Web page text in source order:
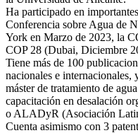
Ha participado en
Conferencia sobre Agua de
York en Marzo de 2023, la
COP 28 (Dubai, Diciembre
Tiene más de 100
nacionales e
máster de tratamiento de
capacitación en desalación
o ALADyR (Asociación
Cuenta asimismo con 3